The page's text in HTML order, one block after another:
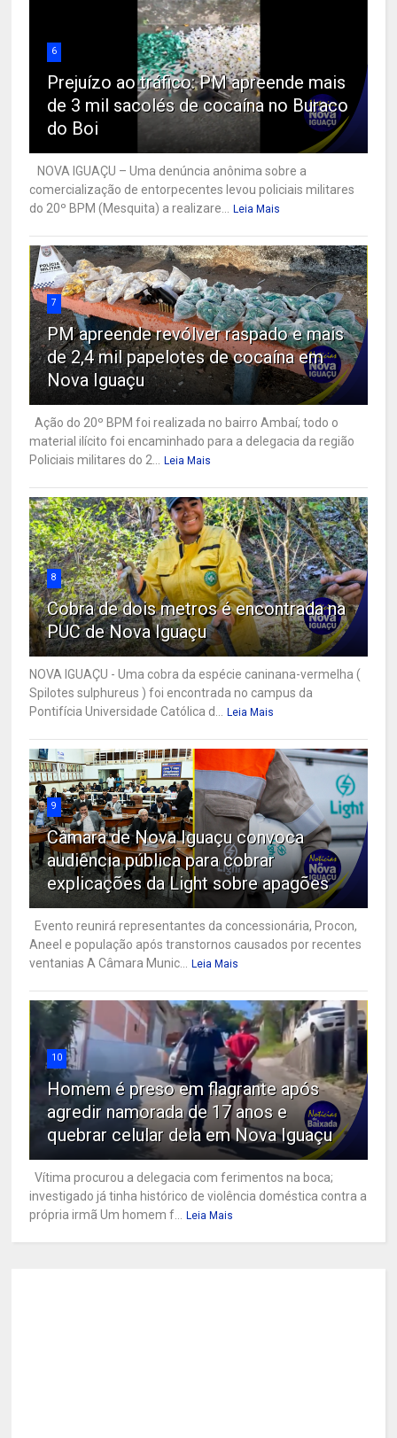
6
Prejuízo ao tráfico: PM apreende mais
de 3 mil sacolés de cocaína no Buraco
do Boi
NOVA IGUAÇU – Uma denúncia anônima sobre a
comercialização de entorpecentes levou policiais militares
do 20º BPM (Mesquita) a realizare...
Leia Mais
7
PM apreende revólver raspado e mais
de 2,4 mil papelotes de cocaína em
Nova Iguaçu
Ação do 20º BPM foi realizada no bairro Ambaí; todo o
material ilícito foi encaminhado para a delegacia da região
Policiais militares do 2...
Leia Mais
8
Cobra de dois metros é encontrada na
PUC de Nova Iguaçu
NOVA IGUAÇU - Uma cobra da espécie caninana-vermelha (
Spilotes sulphureus ) foi encontrada no campus da
Pontifícia Universidade Católica d...
Leia Mais
9
Câmara de Nova Iguaçu convoca
audiência pública para cobrar
explicações da Light sobre apagões
Evento reunirá representantes da concessionária, Procon,
Aneel e população após transtornos causados por recentes
ventanias A Câmara Munic...
Leia Mais
10
Homem é preso em flagrante após
agredir namorada de 17 anos e
quebrar celular dela em Nova Iguaçu
Vítima procurou a delegacia com ferimentos na boca;
investigado já tinha histórico de violência doméstica contra a
própria irmã Um homem f...
Leia Mais